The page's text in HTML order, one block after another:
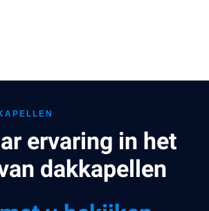
ervaring in het
dakkapellen